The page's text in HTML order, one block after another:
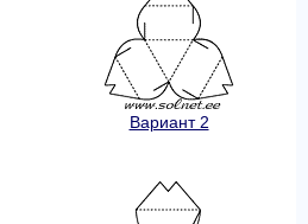
Вариант 2